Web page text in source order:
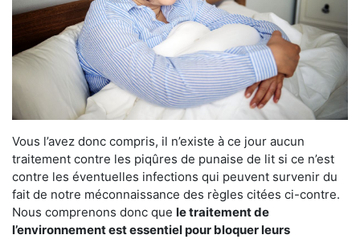
Vous l’avez donc compris, il n’existe à ce jour aucun
traitement contre les piqûres de punaise de lit si ce n’est
contre les éventuelles infections qui peuvent survenir du
fait de notre méconnaissance des règles citées ci-contre.
Nous comprenons donc que le traitement de
l’environnement est essentiel pour bloquer leurs